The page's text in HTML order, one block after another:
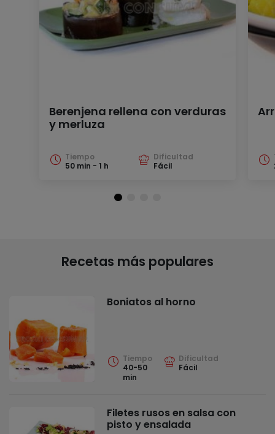
Berenjena rellena con verduras
y merluza
Tiempo
50 min - 1 h
Dificultad
Fácil
Recetas más populares
Boniatos al horno
Tiempo
40-50
min
Dificultad
Fácil
Filetes rusos en salsa con
pisto y ensalada